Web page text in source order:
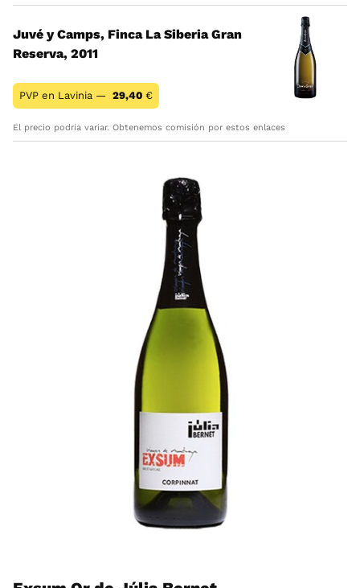
Juvé y Camps, Finca La Siberia Gran
Reserva, 2011
PVP en Lavinia — 29,40 €
El precio podría variar. Obtenemos comisión por estos enlaces